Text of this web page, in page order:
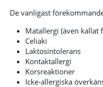
De vanligast
Matallergi (även kallat
Celiaki
Laktosintolerans
Kontaktallergi
Korsreaktioner
Icke-allergiska